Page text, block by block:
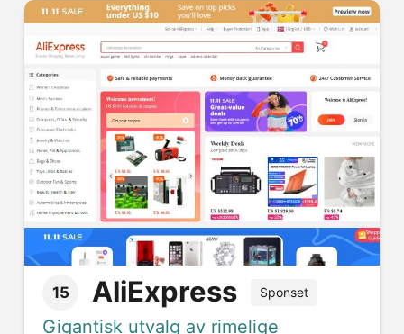
15 AliExpress Sponset
Gigantisk utvalg av rimelige